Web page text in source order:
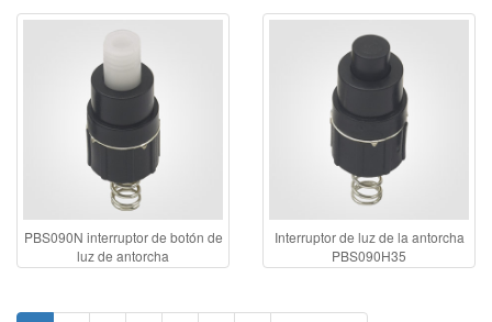
PBS090N interruptor de botón de
luz de antorcha
Interruptor de luz de la antorcha
PBS090H35